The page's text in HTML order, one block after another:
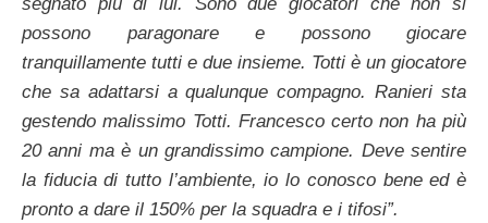
possono paragonare e possono giocare
tranquillamente tutti e due insieme. Totti è un giocatore
che sa adattarsi a qualunque compagno. Ranieri sta
gestendo malissimo Totti. Francesco certo non ha più
20 anni ma è un grandissimo campione. Deve sentire
la fiducia di tutto l’ambiente, io lo conosco bene ed è
pronto a dare il 150% per la squadra e i tifosi”.